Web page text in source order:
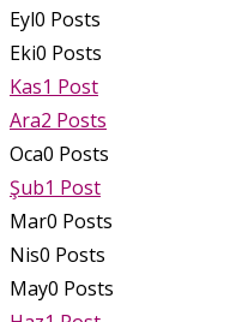
Eyl0 Posts
Eki0 Posts
Kas1 Post
Ara2 Posts
Oca0 Posts
Şub1 Post
Mar0 Posts
Nis0 Posts
May0 Posts